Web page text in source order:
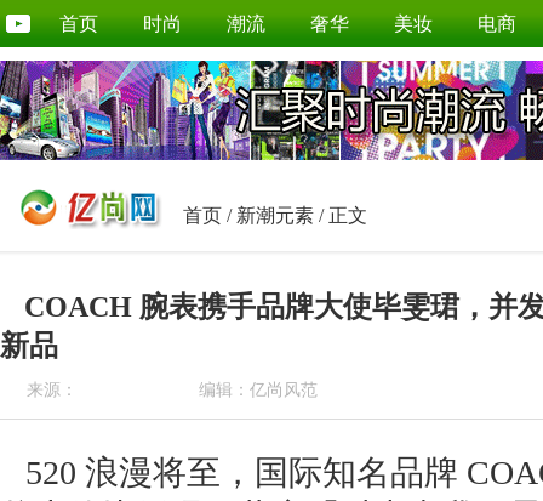
首页 时尚 潮流 奢华 美妆 电商
首页 / 新潮元素 / 正文
COACH 腕表携手品牌大使毕雯珺，并
新品
来源： 编辑：亿尚风范
520 浪漫将至，国际知名品牌